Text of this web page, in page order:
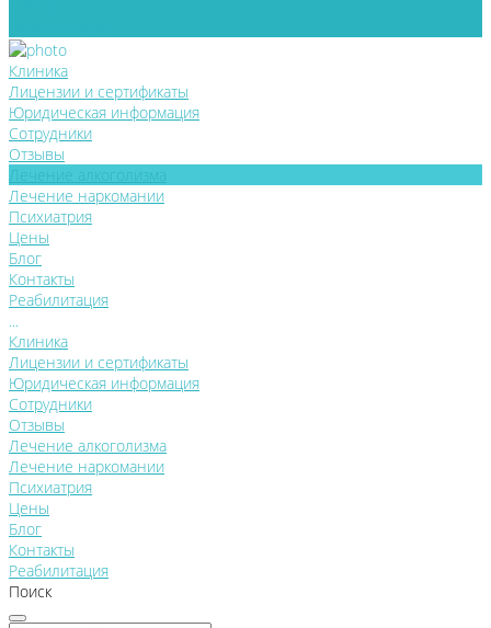
Клиника
Лицензии и сертификаты
Юридическая информация
Сотрудники
Отзывы
Лечение алкоголизма
Лечение наркомании
Психиатрия
Цены
Блог
Контакты
Реабилитация
...
Клиника
Лицензии и сертификаты
Юридическая информация
Сотрудники
Отзывы
Лечение алкоголизма
Лечение наркомании
Психиатрия
Цены
Блог
Контакты
Реабилитация
Поиск